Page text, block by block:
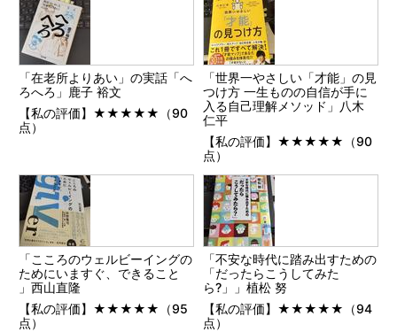
「在老所よりあい」の実話「へ
ろへろ」鹿子 裕文
【私の評価】★★★★★（90
点）
「世界一やさしい「才能」の見
つけ方 一生ものの自信が手に
入る自己理解メソッド」八木
仁平
【私の評価】★★★★★（90
点）
「こころのウェルビーイングの
ためにいますぐ、できること
」西山直隆
【私の評価】★★★★★（95
点）
「不安な時代に踏み出すための
「だったらこうしてみた
ら?」」植松 努
【私の評価】★★★★★（94
点）